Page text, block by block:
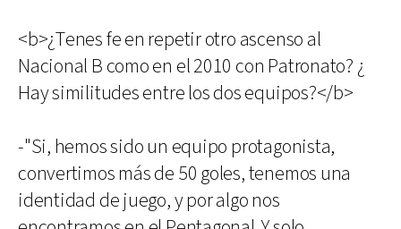
<b>¿Tenes fe en repetir otro ascenso al
Nacional B como en el 2010 con Patronato? ¿
Hay similitudes entre los dos equipos?</b>
-"Si, hemos sido un equipo protagonista,
convertimos más de 50 goles, tenemos una
identidad de juego, y por algo nos